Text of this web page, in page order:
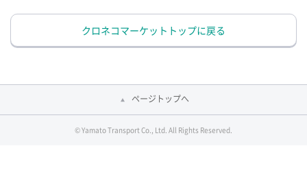
クロネコマーケットトップに戻る
ページトップへ
© Yamato Transport Co., Ltd. All Rights Reserved.